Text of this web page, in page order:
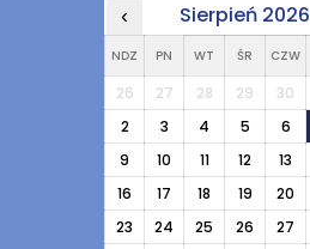
‹ Sierpień 2026
NDZ PN WT ŚR CZW
26 27 28 29 30
2
3 4 5 6
9
10 11 12 13
16
17 18 19 20
23
24 25 26 27